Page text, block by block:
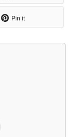
Pin it